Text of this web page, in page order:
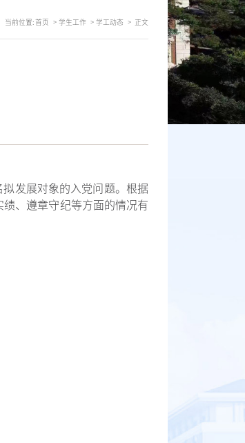
当前位置: 首页 学生工作 学工动态 正文
发展对象的入党问题。根据
、遵章守纪等方面的情况有